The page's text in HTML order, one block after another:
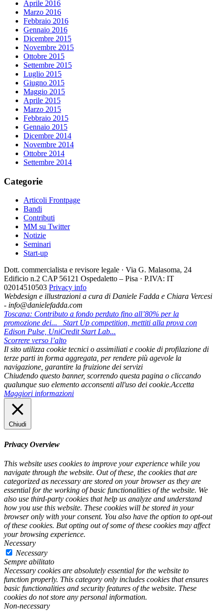
Aprile 2016
Marzo 2016
Febbraio 2016
Gennaio 2016
Dicembre 2015
Novembre 2015
Ottobre 2015
Settembre 2015
Luglio 2015
Giugno 2015
Maggio 2015
Aprile 2015
Marzo 2015
Febbraio 2015
Gennaio 2015
Dicembre 2014
Novembre 2014
Ottobre 2014
Settembre 2014
Categorie
Articoli Frontpage
Bandi
Contributi
MM su Twitter
Notizie
Seminari
Start-up
Dott. commercialista e revisore legale · Via G. Malasoma, 24
Edificio n.2 CAP 56121 Ospedaletto – Pisa · P.IVA: IT
02014510503 Privacy info
Webdesign e illustrazioni a cura di Daniele Fadda e Chiara Vercesi
- info@danielefadda.com
Toscana: Contributo a fondo perduto fino all’80% per la
promozione dei...
Start Up competition, mettiti alla prova con
Edison Pulse, UniCredit Start Lab...
Scorrere verso l’alto
Il sito utilizza cookie tecnici o assimiliati e cookie di profilazione di
terze parti in forma aggregata, per rendere più agevole la
navigazione, garantire la fruizione dei servizi
Chiudendo questo banner, scorrendo questa pagina o cliccando
qualunque suo elemento acconsenti all'uso dei cookie.Accetta
Maggiori informazioni
Chiudi
Privacy Overview
This website uses cookies to improve your experience while you
navigate through the website. Out of these, the cookies that are
categorized as necessary are stored on your browser as they are
essential for the working of basic functionalities of the website. We
also use third-party cookies that help us analyze and understand
how you use this website. These cookies will be stored in your
browser only with your consent. You also have the option to opt-out
of these cookies. But opting out of some of these cookies may affect
your browsing experience.
Necessary
Necessary
Sempre abilitato
Necessary cookies are absolutely essential for the website to
function properly. This category only includes cookies that ensures
basic functionalities and security features of the website. These
cookies do not store any personal information.
Non-necessary